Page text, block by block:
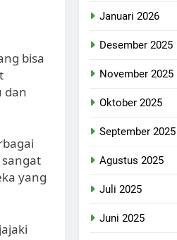
bisa
dan
yang
Januari 2026
Desember 2025
November 2025
Oktober 2025
September 2025
Agustus 2025
Juli 2025
Juni 2025